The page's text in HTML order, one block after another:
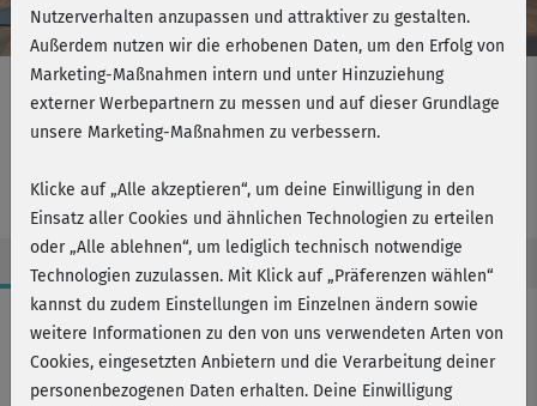
Jimmys Bauchtraining -
Mobilisation
Workout-Facts
leicht
6 Min
Nutzerverhalten anzupassen und attraktiver zu gestalten.
Außerdem nutzen wir die erhobenen Daten, um den Erfolg von
Marketing-Maßnahmen intern und unter Hinzuziehung
externer Werbepartnern zu messen und auf dieser Grundlage
unsere Marketing-Maßnahmen zu verbessern.
Klicke auf „Alle akzeptieren“, um deine Einwilligung in den
Einsatz aller Cookies und ähnlichen Technologien zu erteilen
oder „Alle ablehnen“, um lediglich technisch notwendige
Technologien zuzulassen. Mit Klick auf „Präferenzen wählen“
kannst du zudem Einstellungen im Einzelnen ändern sowie
weitere Informationen zu den von uns verwendeten Arten von
Cookies, eingesetzten Anbietern und die Verarbeitung deiner
personenbezogenen Daten erhalten. Deine Einwilligung